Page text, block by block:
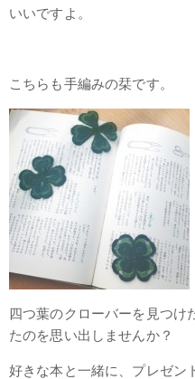
いいですよ。
こちらも手編みの栞です。
四つ葉のクローバーを見つけ
たのを思い出しませんか？
好きな本と一緒に、プレゼン